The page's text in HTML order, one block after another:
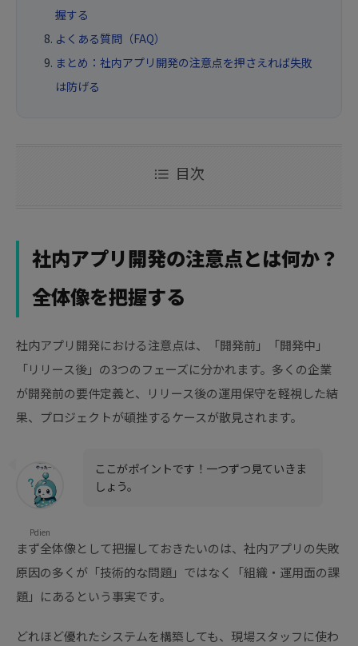
握する
よくある質問（FAQ）
まとめ：社内アプリ開発の注意点を押さえれば失敗
は防げる
目次
社内アプリ開発の注意点とは何か？
全体像を把握する
社内アプリ開発における注意点は、「開発前」「開発中」
「リリース後」の3つのフェーズに分かれます。多くの企業
が開発前の要件定義と、リリース後の運用保守を軽視した結
果、プロジェクトが頓挫するケースが散見されます。
Pdien
ここがポイントです！一つずつ見ていきま
しょう。
まず全体像として把握しておきたいのは、社内アプリの失敗
原因の多くが「技術的な問題」ではなく「組織・運用面の課
題」にあるという事実です。
どれほど優れたシステムを構築しても、現場スタッフに使わ